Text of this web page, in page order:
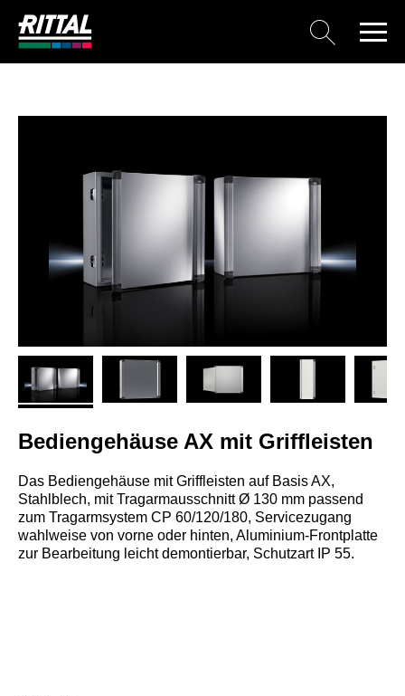
Bediengehäuse AX mit Griffleisten
Das Bediengehäuse mit Griffleisten auf Basis AX,
Stahlblech, mit Tragarmausschnitt Ø 130 mm passend
zum Tragarmsystem CP 60/120/180, Servicezugang
wahlweise von vorne oder hinten, Aluminium-Frontplatte
zur Bearbeitung leicht demontierbar, Schutzart IP 55.